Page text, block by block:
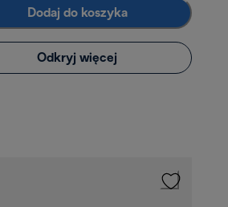
Dodaj do koszyka
Odkryj więcej